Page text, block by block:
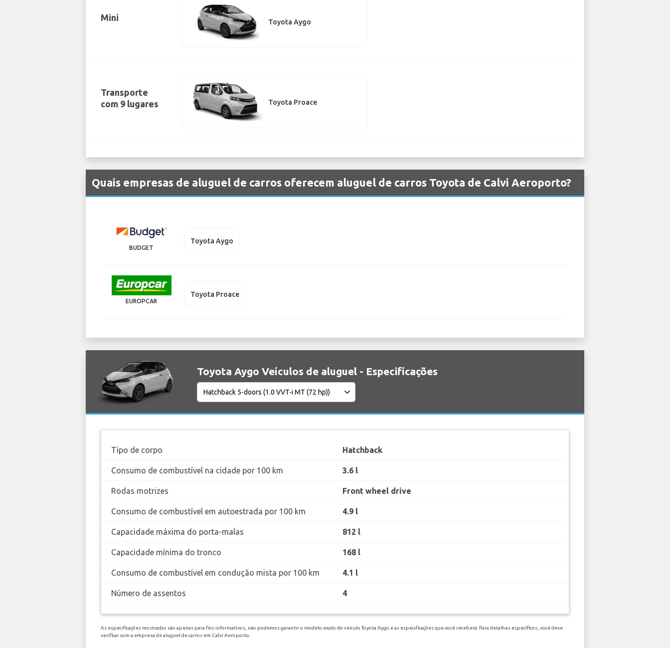
Mini Toyota Aygo
Transporte
com 9 lugares
Toyota Proace
Quais empresas de aluguel de carros oferecem aluguel de carros Toyota de Calvi Aeroporto?
BUDGET
Toyota Aygo
EUROPCAR
Toyota Proace
Toyota Aygo Veículos de aluguel - Especificações
Tipo de corpo Hatchback
Consumo de combustível na cidade por 100 km 3.6 l
Rodas motrizes Front wheel drive
Consumo de combustível em autoestrada por 100 km 4.9 l
Capacidade máxima do porta-malas 812 l
Capacidade mínima do tronco 168 l
Consumo de combustível em condução mista por 100 km 4.1 l
Número de assentos 4
As especificações mostradas são apenas para fins informativos, não podemos garantir o modelo exato do veículo Toyota Aygo e as especificações que você receberá. Para detalhes específicos, você deve
verificar com a empresa de aluguel de carros em Calvi Aeroporto.